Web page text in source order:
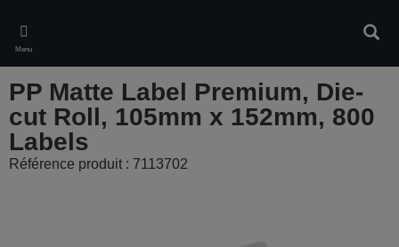
main
content
Menu
PP Matte Label Premium, Die-
cut Roll, 105mm x 152mm, 800
Labels
Référence produit : 7113702